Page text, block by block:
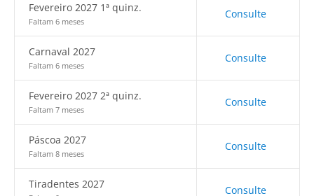
Fevereiro 2027 1ª quinz.
Faltam 6 meses
Consulte
Carnaval 2027
Faltam 6 meses
Consulte
Fevereiro 2027 2ª quinz.
Faltam 7 meses
Consulte
Páscoa 2027
Faltam 8 meses
Consulte
Tiradentes 2027 Consulte